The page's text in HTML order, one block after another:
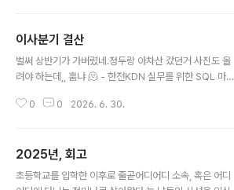
픈 (1월)👉🏻 https://inf.run/sc9vH- 엄마랑 뮤지컬 '한복
입은 남자' 관람 (1월)- 온라인 강의 영상 관련 문제 출제 (1
월)- 숨고 과외 (2월)- 퀵스타트 SQL with 챗GPT 웨비
베이스 강의 (2월)- SQLD 대비 유튜브 라이브 (3월)- 인
이사분기 결산
벌써 상반기가 가버렸네.정두랑 아차산 갔던거 사진도 올
려야 하는데,, 훔냐 🫠 - 한전KDN 실무를 위한 SQL 마스
증권 프디아 7기 데이터베이스 강의 (4월)- 엄마랑 뮤지컬
합소득세 납부 (5월)- 여수 방문 (5월)- 인프런 데이터분
석 웨비나 (6월)- 효성FMS 데이터베이스 강의 (6월)- 홈
앤서비스 AI 데이터 자동화 강의 (6월)- IBK 기업은행 SQ
0 0 2026. 6. 30.
2025년, 회고
초등학교를 입학한 이후로 줄곧어디어디 소속, 혹은 어디